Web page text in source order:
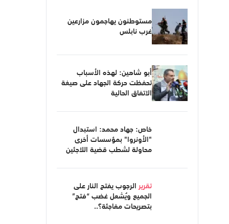
مستوطنون يهاجمون مزارعين
غرب نابلس
أبو شاهين: لهذه الأسباب
تحفظت حركة الجهاد على صيغة
الاتفاق الحالية
خاص: جهاد محمد: استبدال
"الأونروا" بمؤسسات أخرى
محاولة لشطب قضية اللاجئين
تقرير الرجوب يفتح النار على
الجميع ويُشعل غضب “فتح”
بتصريحات مفاجئة؟..